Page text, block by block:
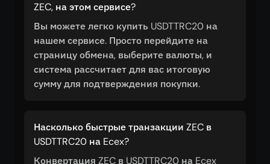
ZEC, на этом сервисе?
Вы можете легко купить USDTTRC20 на
нашем сервисе. Просто перейдите на
страницу обмена, выберите валюты, и
система рассчитает для вас итоговую
сумму для подтверждения покупки.
Насколько быстрые транзакции ZEC в
USDTTRC20 на Ecex?
Конвертация ZEC в USDTTRC20 на Ecex